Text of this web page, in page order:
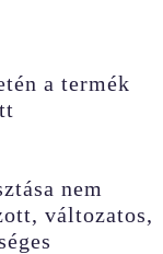
a termék
nem
változatos,